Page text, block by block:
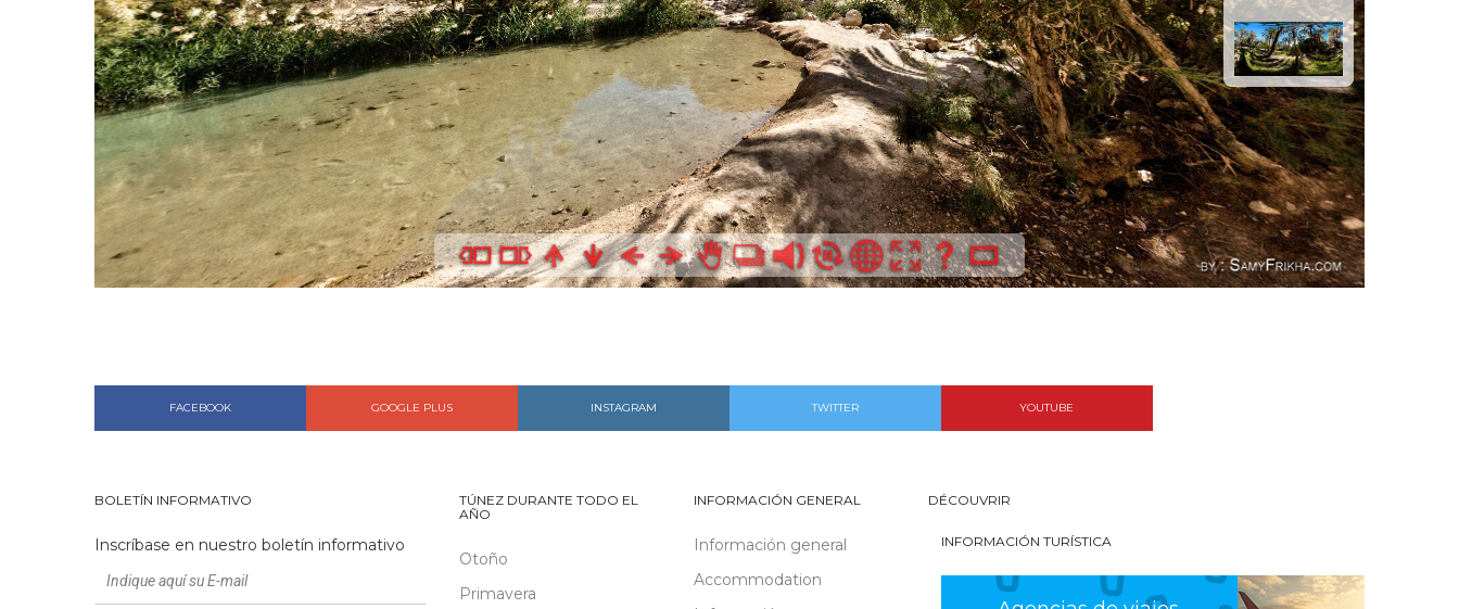
FACEBOOK GOOGLE PLUS INSTAGRAM TWITTER YOUTUBE
BOLETÍN INFORMATIVO
Inscríbase en nuestro boletín informativo
TÚNEZ DURANTE TODO EL
AÑO
Otoño
Primavera
INFORMACIÓN GENERAL
Información general
Accommodation
DÉCOUVRIR
INFORMACIÓN TURÍSTICA